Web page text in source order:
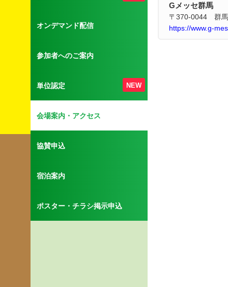
Gメッセ群馬
〒370-0044 群馬
https://www.g-
オンデマンド配信
参加者へのご案内
単位認定 NEW
会場案内・アクセス
協賛申込
宿泊案内
ポスター・チラシ掲示申込